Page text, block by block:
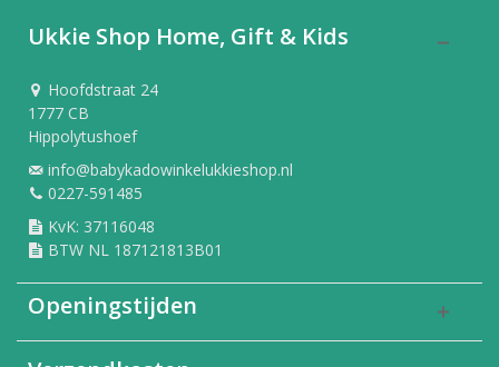
Ukkie Shop Home, Gift & Kids
Hoofdstraat 24
1777 CB
Hippolytushoef
info@babykadowinkelukkieshop.nl
0227-591485
KvK: 37116048
BTW NL 187121813B01
Openingstijden